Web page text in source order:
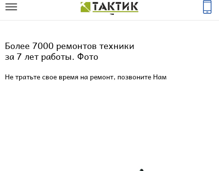
Более 7000 ремонтов техники
за 7 лет работы. Фото
Не тратьте свое время на ремонт, позвоните Нам